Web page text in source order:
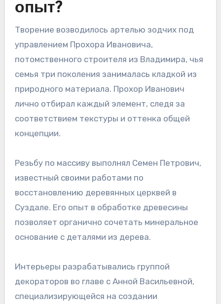
опыт?
Творение возводилось артелью зодчих под
управлением Прохора Ивановича,
потомственного строителя из Владимира, чья
семья три поколения занималась кладкой из
природного материала. Прохор Иванович
лично отбирал каждый элемент, следя за
соответствием текстуры и оттенка общей
концепции.
Резьбу по массиву выполнял Семен Петрович,
известный своими работами по
восстановлению деревянных церквей в
Суздале. Его опыт в обработке древесины
позволяет органично сочетать минеральное
основание с деталями из дерева.
Интерьеры разрабатывались группой
декораторов во главе с Анной Васильевной,
специализирующейся на создании